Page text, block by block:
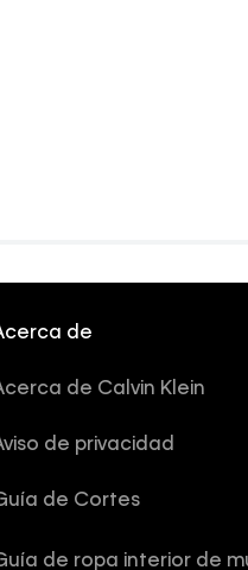
de
de Calvin Klein
de privacidad
de Cortes
de ropa interior de